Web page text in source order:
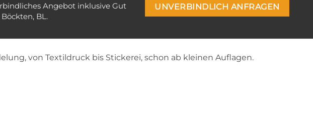
Angebot inklusive Gut
BL.
UNVERBINDLICH ANFRAGEN
von Textildruck bis Stickerei, schon ab kleinen Auflagen.